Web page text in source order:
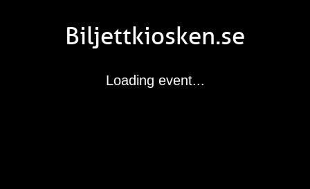
Biljettkiosken.se
Loading event...